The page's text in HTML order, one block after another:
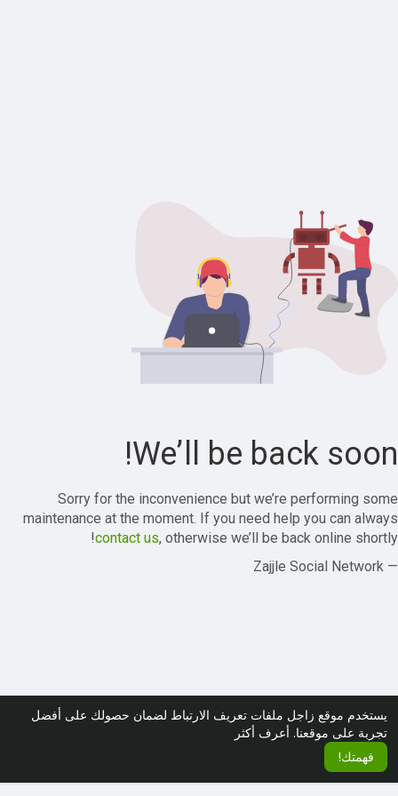
يستخدم موقع زاجل ملفات تعريف الارتباط لضمان حصولك على أفضل
تجربة على موقعنا. أعرف أكثر
فهمتك!
We’ll be back soon!
Sorry for the inconvenience but we’re performing some
maintenance at the moment. If you need help you can always
contact us, otherwise we’ll be back online shortly!
— Zajjle Social Network